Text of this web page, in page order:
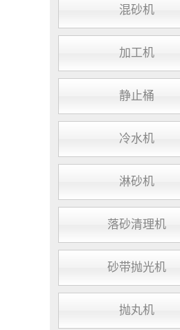
混砂机
加工机
静止桶
冷水机
淋砂机
落砂清理机
砂带抛光机
抛丸机